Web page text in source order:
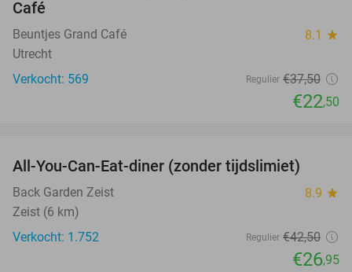
Café
Beuntjes Grand Café 8.1 star
Utrecht
Verkocht: 569
Regulier €37,50
€22,50
All-You-Can-Eat-diner (zonder tijdslimiet)
Back Garden Zeist 8.9 star
Zeist (6 km)
Verkocht: 1.752
Regulier €42,50
€26,95